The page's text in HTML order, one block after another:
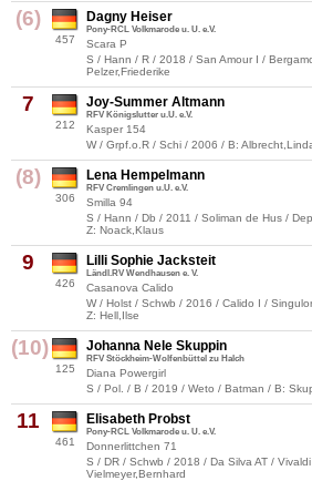
(6)
457
Dagny Heiser
Pony-RCL Volkmarode u. U. e.V.
Scara P
S / Hann / R / 2018 / San Amour I /
Pelzer,Friederike
7
212
Joy-Summer Altmann
RFV Königslutter u.U. e.V.
Kasper 154
W / Grpf.o.R / Schi / 2006 / B:
(8)
306
Lena Hempelmann
RFV Cremlingen u.U. e.V.
Smilla 94
S / Hann / Db / 2011 / Soliman de Hus /
Z: Noack,Klaus
9
426
Lilli Sophie Jacksteit
Ländl.RV Wendhausen e. V.
Casanova Calido
W / Holst / Schwb / 2016 / Calido I /
Z: Hell,Ilse
(10)
125
Johanna Nele Skuppin
RFV Stöckheim-Wolfenbüttel zu Halch
Diana Powergirl
S / Pol. / B / 2019 / Weto / Batman / B:
11
461
Elisabeth Probst
Pony-RCL Volkmarode u. U. e.V.
Donnerlittchen 71
S / DR / Schwb / 2018 / Da Silva AT /
Vielmeyer,Bernhard